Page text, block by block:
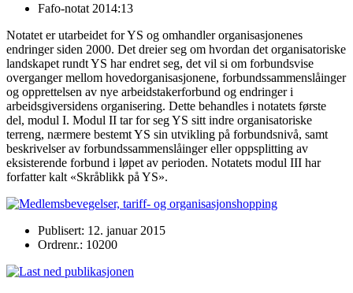
Fafo-notat 2014:13
Notatet er utarbeidet for YS og omhandler organisasjonenes
endringer siden 2000. Det dreier seg om hvordan det organisatoriske
landskapet rundt YS har endret seg, det vil si om forbundsvise
overganger mellom hovedorganisasjonene, forbundssammenslåinger
og opprettelsen av nye arbeidstakerforbund og endringer i
arbeidsgiversidens organisering. Dette behandles i notatets første
del, modul I. Modul II tar for seg YS sitt indre organisatoriske
terreng, nærmere bestemt YS sin utvikling på forbundsnivå, samt
beskrivelser av forbundssammenslåinger eller oppsplitting av
eksisterende forbund i løpet av perioden. Notatets modul III har
forfatter kalt «Skråblikk på YS».
Publisert: 12. januar 2015
Ordrenr.: 10200